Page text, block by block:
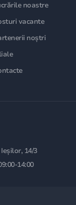
noastre
vacante
noștri
14/3
14:00